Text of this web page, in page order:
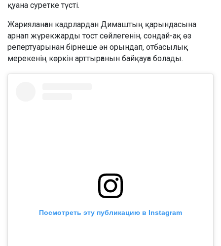
қуана суретке түсті.
Жарияланған кадрлардан Димаштың қарындасына
арнап жүрекжарды тост сөйлегенін, сондай-ақ өз
репертуарынан бірнеше ән орындап, отбасылық
мерекенің көркін арттырғанын байқауға болады.
Посмотреть эту публикацию в Instagram